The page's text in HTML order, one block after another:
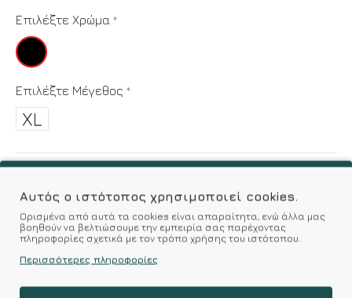
Επιλέξτε Χρώμα
Επιλέξτε Μέγεθος
XL
Επιθυμητό Σύγκριση
Αυτός ο ιστότοπος χρησιμοποιεί cookies.
Ορισμένα από αυτά τα cookies είναι απαραίτητα, ενώ άλλα μας
βοηθούν να βελτιώσουμε την εμπειρία σας παρέχοντας
πληροφορίες σχετικά με τον τρόπο χρήσης του ιστότοπου.
Περισσότερες πληροφορίες